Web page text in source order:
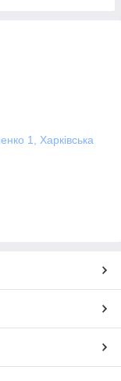
1, Харківська